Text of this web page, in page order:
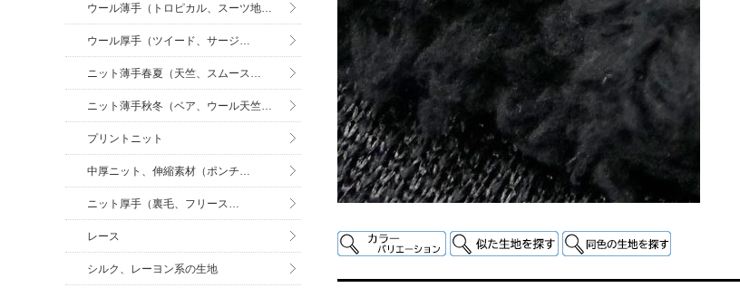
ウール薄手（トロピカル、スーツ地…
ウール厚手（ツイード、サージ…
ニット薄手春夏（天竺、スムース…
ニット薄手秋冬（ベア、ウール天竺…
プリントニット
中厚ニット、伸縮素材（ポンチ…
ニット厚手（裏毛、フリース…
レース
シルク、レーヨン系の生地